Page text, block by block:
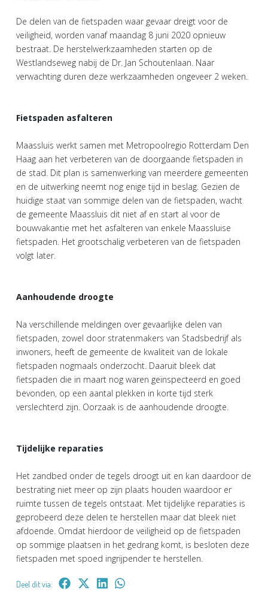
De delen van de fietspaden waar gevaar dreigt voor de
veiligheid, worden vanaf maandag 8 juni 2020 opnieuw
bestraat. De herstelwerkzaamheden starten op de
Westlandseweg nabij de Dr. Jan Schoutenlaan. Naar
verwachting duren deze werkzaamheden ongeveer 2 weken.
Fietspaden asfalteren
Maassluis werkt samen met Metropoolregio Rotterdam Den
Haag aan het verbeteren van de doorgaande fietspaden in
de stad. Dit plan is samenwerking van meerdere gemeenten
en de uitwerking neemt nog enige tijd in beslag. Gezien de
huidige staat van sommige delen van de fietspaden, wacht
de gemeente Maassluis dit niet af en start al voor de
bouwvakantie met het asfalteren van enkele Maassluise
fietspaden. Het grootschalig verbeteren van de fietspaden
volgt later.
Aanhoudende droogte
Na verschillende meldingen over gevaarlijke delen van
fietspaden, zowel door stratenmakers van Stadsbedrijf als
inwoners, heeft de gemeente de kwaliteit van de lokale
fietspaden nogmaals onderzocht. Daaruit bleek dat
fietspaden die in maart nog waren geïnspecteerd en goed
bevonden, op een aantal plekken in korte tijd sterk
verslechterd zijn. Oorzaak is de aanhoudende droogte.
Tijdelijke reparaties
Het zandbed onder de tegels droogt uit en kan daardoor de
bestrating niet meer op zijn plaats houden waardoor er
ruimte tussen de tegels ontstaat. Met tijdelijke reparaties is
geprobeerd deze delen te herstellen maar dat bleek niet
afdoende. Omdat hierdoor de veiligheid op de fietspaden
op sommige plaatsen in het gedrang komt, is besloten deze
fietspaden met spoed ingrijpender te herstellen.
Deel dit via: